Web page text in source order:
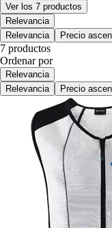
Ver los 7 productos
Relevancia
Relevancia
Precio
7 productos
Ordenar por
Relevancia
Relevancia
Precio